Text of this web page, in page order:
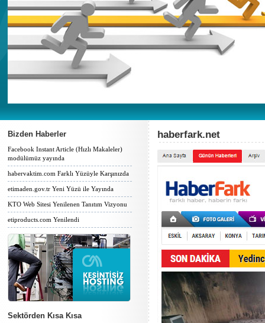
Bizden Haberler
Facebook Instant Article (Hızlı Makaleler)
modülümüz yayında
habervaktim.com Farklı Yüzüyle Karşınızda
etimaden.gov.tr Yeni Yüzü ile Yayında
KTO Web Sitesi Yenilenen Tanıtım Vizyonu
etiproducts.com Yenilendi
Sektörden Kısa Kısa
haberfark.net